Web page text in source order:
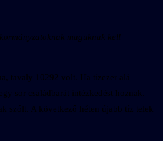
maguknak kell
tavaly 10292 volt. Ha tízezer alá
sor családbarát intézkedést hoznak.
szólt. A következő héten újabb tíz telek